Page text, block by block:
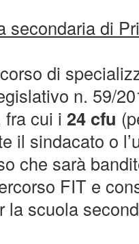
secondaria di
di
n. 59/
cui i 24 cfu
il sindacato o
che sarà
FIT e
la scuola